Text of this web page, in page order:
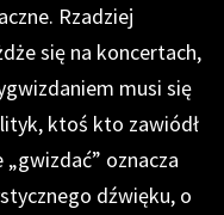
Rzadziej
się na koncertach,
musi się
ktoś kto zawiódł
oznacza
dźwięku, o